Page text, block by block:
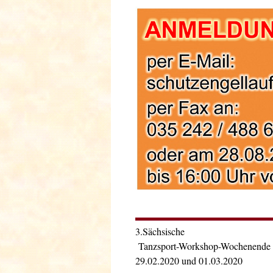
3.Sächsische
Tanzsport-Workshop-
29.02.2020 und 01.03.2020